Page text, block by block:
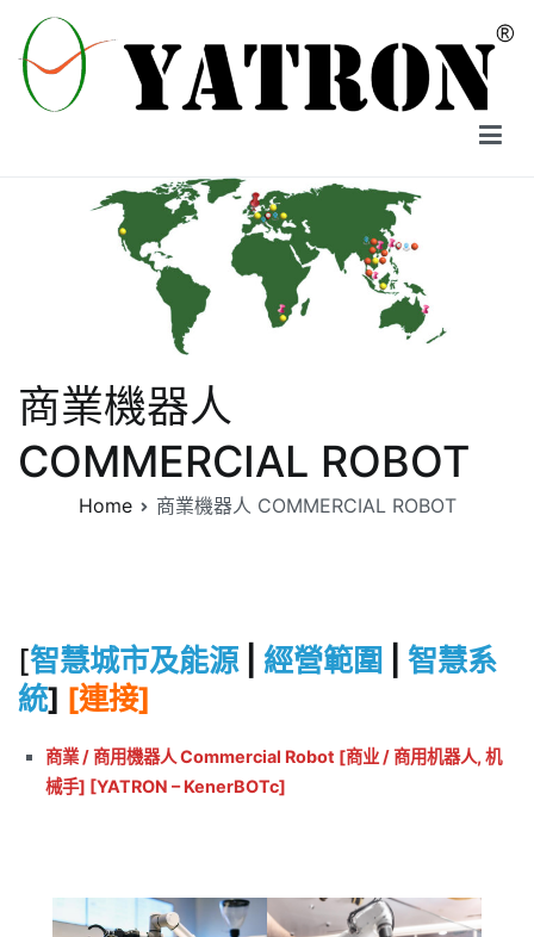
content
商業機器人
COMMERCIAL ROBOT
Home 商業機器人 COMMERCIAL ROBOT
[智慧城市及能源 經營範圍
智慧系
統] [連接]
商業 / 商用機器人 Commercial Robot [商业 / 商用机器人, 机
械手] [YATRON – KenerBOTc]